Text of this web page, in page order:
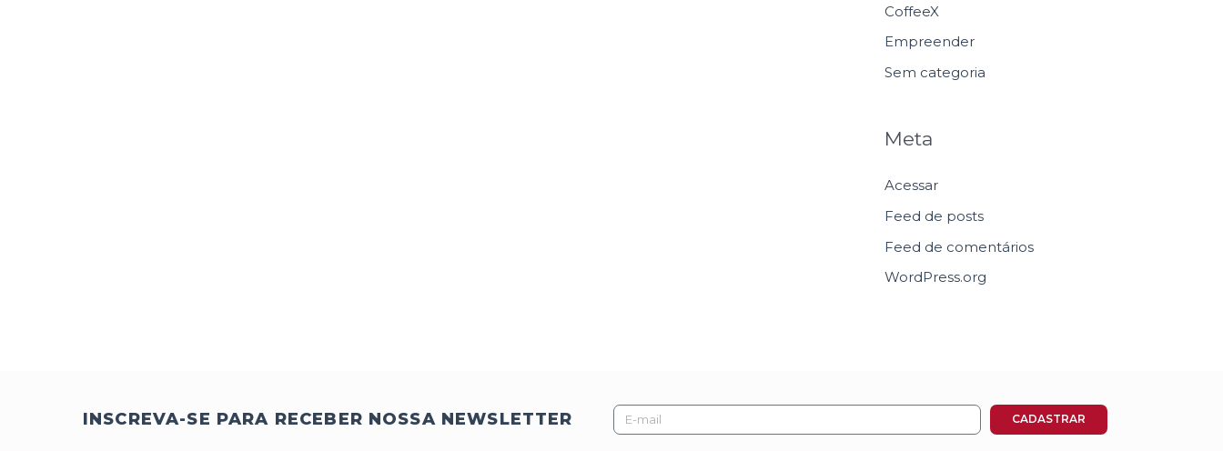
CoffeeX
Empreender
Sem categoria
Meta
Acessar
Feed de posts
Feed de comentários
WordPress.org
INSCREVA-SE PARA RECEBER NOSSA NEWSLETTER
E-
mail
CADASTRAR